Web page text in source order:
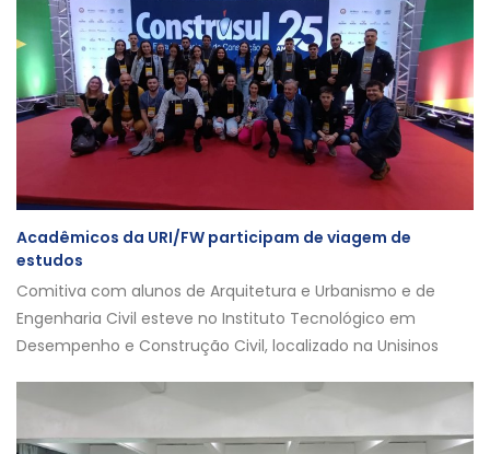
Acadêmicos da URI/FW participam de viagem de
estudos
Comitiva com alunos de Arquitetura e Urbanismo e de
Engenharia Civil esteve no Instituto Tecnológico em
Desempenho e Construção Civil, localizado na Unisinos